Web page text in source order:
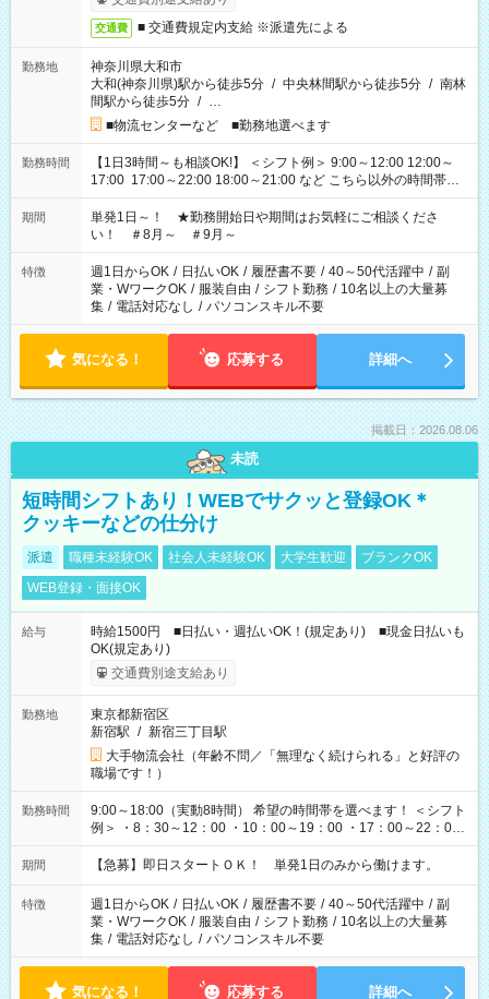
交通費 ■ 交通費規定内支給 ※派遣先による
勤務地
神奈川県大和市
大和(神奈川県)駅から徒歩5分 / 中央林間駅から徒歩5分 / 南林
間駅から徒歩5分 / …
■物流センターなど ■勤務地選べます
勤務時間
【1日3時間～も相談OK!】 ＜シフト例＞ 9:00～12:00 12:00～
17:00 17:00～22:00 18:00～21:00 など こちら以外の時間帯も
お気軽にご相談ください！
期間
単発1日～！ ★勤務開始日や期間はお気軽にご相談くださ
い！ ＃8月～ ＃9月～
特徴 週1日からOK / 日払いOK / 履歴書不要 / 40～50代活躍中 / 副
業・WワークOK / 服装自由 / シフト勤務 / 10名以上の大量募
集 / 電話対応なし / パソコンスキル不要
気になる！ 応募する 詳細へ
掲載日：2026.08.06
未読
短時間シフトあり！WEBでサクッと登録OK＊
クッキーなどの仕分け
派遣 職種未経験OK 社会人未経験OK 大学生歓迎
ブランクOK
WEB登録・面接OK
給与
時給1500円 ■日払い・週払いOK！(規定あり) ■現金日払いも
OK(規定あり)
交通費別途支給あり
勤務地
東京都新宿区
新宿駅 / 新宿三丁目駅
大手物流会社（年齢不問／「無理なく続けられる」と好評の
職場です！）
勤務時間
9:00～18:00（実動8時間） 希望の時間帯を選べます！ ＜シフト
例＞ ・8：30～12：00 ・10：00～19：00 ・17：00～22：00
・13：00～22：00 ・22：00～翌6：00 など
期間 【急募】即日スタートＯＫ！ 単発1日のみから働けます。
特徴 週1日からOK / 日払いOK / 履歴書不要 / 40～50代活躍中 / 副
業・WワークOK / 服装自由 / シフト勤務 / 10名以上の大量募
集 / 電話対応なし / パソコンスキル不要
気になる！ 応募する 詳細へ